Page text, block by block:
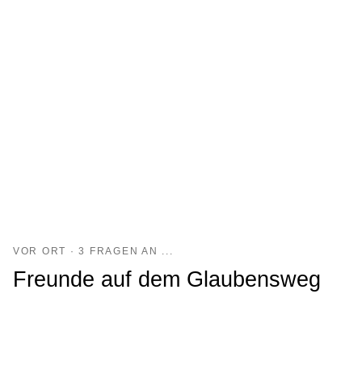
VOR ORT · 3 FRAGEN AN ...
Freunde auf dem Glaubensweg